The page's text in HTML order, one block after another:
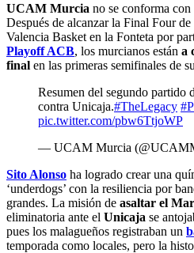
UCAM Murcia no se conforma
Después de alcanzar la Final Four
Valencia Basket en la Fonteta por
Playoff ACB, los murcianos están a
final en las primeras semifinales de
Resumen del segundo partido
contra Unicaja.#TheLegacy
pic.twitter.com/pbw6TtjoWP
— UCAM Murcia
Sito Alonso ha logrado crear una
‘underdogs’ con la resiliencia por
grandes. La misión de asaltar el
eliminatoria ante el Unicaja se
pues los malagueños registraban un
temporada como locales, pero la